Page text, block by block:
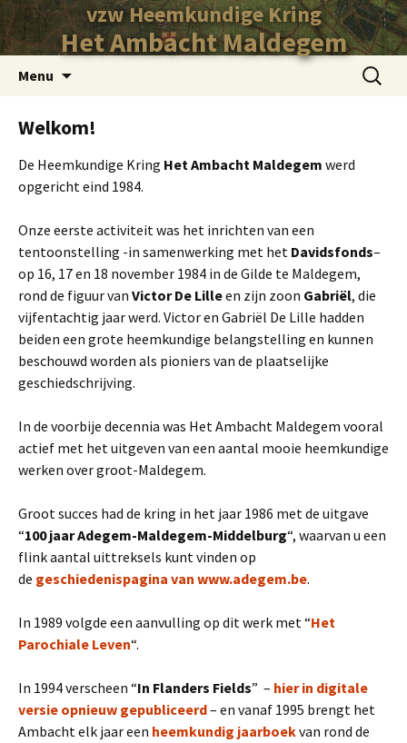
vzw Heemkundige Kring
Het Ambacht Maldegem
Menu
inhoud
Zoeken
naar:
Welkom!
De Heemkundige Kring Het Ambacht Maldegem werd
opgericht eind 1984.
Onze eerste activiteit was het inrichten van een
tentoonstelling -in samenwerking met het Davidsfonds–
op 16, 17 en 18 november 1984 in de Gilde te Maldegem,
rond de figuur van Victor De Lilleen zijn zoon Gabriël, die
vijfentachtig jaar werd. Victor en Gabriël De Lille hadden
beiden een grote heemkundige belangstelling en kunnen
beschouwd worden als pioniers van de plaatselijke
geschiedschrijving.
In de voorbije decennia was Het Ambacht Maldegem vooral
actief met het uitgeven van een aantal mooie heemkundige
werken over groot-Maldegem.
Groot succes had de kring in het jaar 1986 met de uitgave
“100 jaar Adegem-Maldegem-Middelburg“, waarvan u een
flink aantal uittreksels kunt vinden op
de geschiedenispagina van www.adegem.be.
In 1989 volgde een aanvulling op dit werk met “Het
Parochiale Leven“.
In 1994 verscheen “In Flanders Fields” – hier in digitale
versie opnieuw gepubliceerd– en vanaf 1995 brengt het
Ambacht elk jaar een heemkundig jaarboekvan rond de